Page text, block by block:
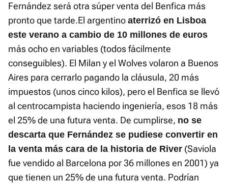
Fernández será otra súper venta del Benfica más
pronto que tarde.El argentino aterrizó en Lisboa
este verano a cambio de 10 millones de euros
más ocho en variables (todos fácilmente
conseguibles). El Milan y el Wolves volaron a Buenos
Aires para cerrarlo pagando la cláusula, 20 más
impuestos (unos cinco kilos), pero el Benfica se llevó
al centrocampista haciendo ingeniería, esos 18 más
el 25% de una futura venta. De cumplirse, no se
descarta que Fernández se pudiese convertir en
la venta más cara de la historia de River (Saviola
fue vendido al Barcelona por 36 millones en 2001) ya
que tienen un 25% de una futura venta. Podrían